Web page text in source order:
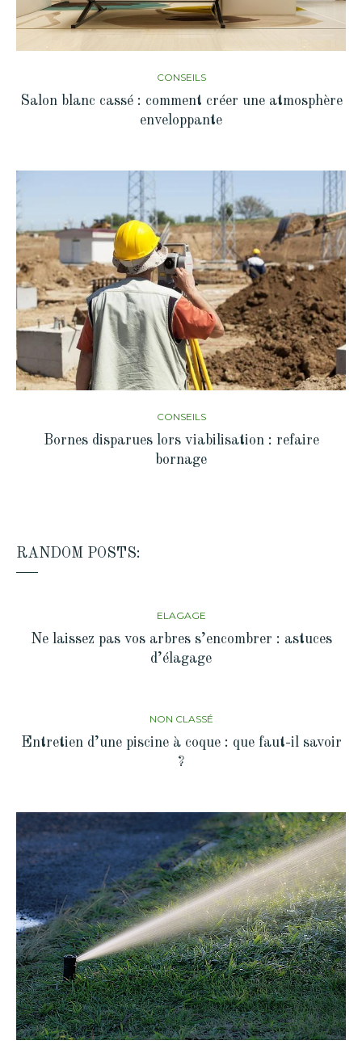
CONSEILS
Salon blanc cassé : comment créer une atmosphère
enveloppante
CONSEILS
Bornes disparues lors viabilisation : refaire
bornage
RANDOM POSTS:
ELAGAGE
Ne laissez pas vos arbres s’encombrer : astuces
d’élagage
NON CLASSÉ
Entretien d’une piscine à coque : que faut-il savoir
?